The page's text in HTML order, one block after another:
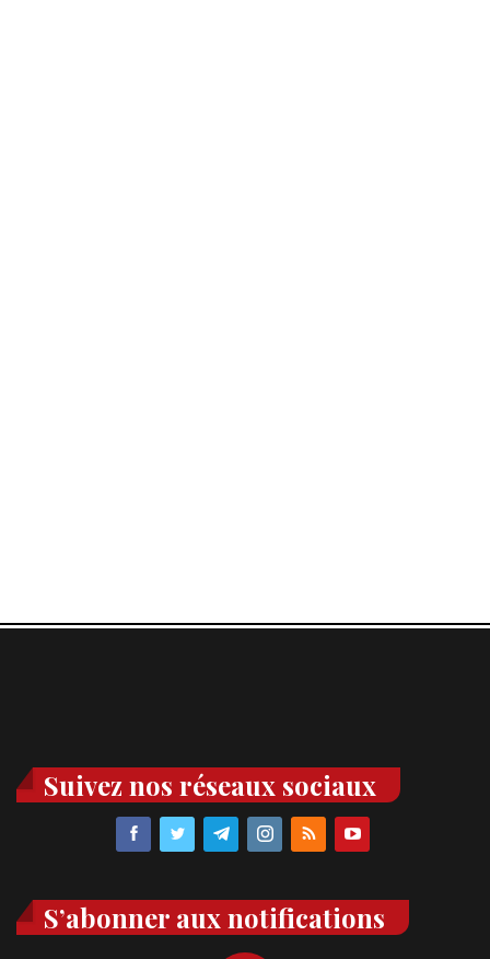
Suivez nos réseaux sociaux
S’abonner aux notifications